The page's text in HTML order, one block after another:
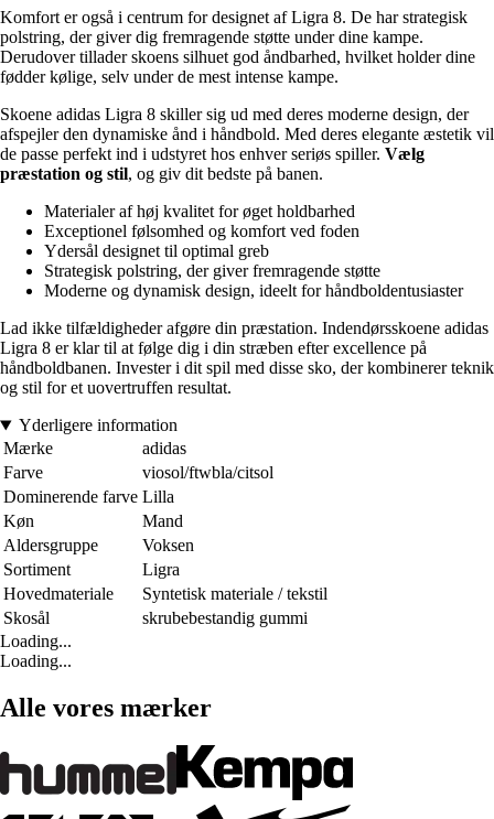
Komfort er også i centrum for designet af Ligra 8. De har strategisk
polstring, der giver dig fremragende støtte under dine kampe.
Derudover tillader skoens silhuet god åndbarhed, hvilket holder dine
fødder kølige, selv under de mest intense kampe.
Skoene adidas Ligra 8 skiller sig ud med deres moderne design, der
afspejler den dynamiske ånd i håndbold. Med deres elegante æstetik vil
de passe perfekt ind i udstyret hos enhver seriøs spiller. Vælg
præstation og stil, og giv dit bedste på banen.
Materialer af høj kvalitet for øget holdbarhed
Exceptionel følsomhed og komfort ved foden
Ydersål designet til optimal greb
Strategisk polstring, der giver fremragende støtte
Moderne og dynamisk design, ideelt for håndboldentusiaster
Lad ikke tilfældigheder afgøre din præstation. Indendørsskoene adidas
Ligra 8 er klar til at følge dig i din stræben efter excellence på
håndboldbanen. Invester i dit spil med disse sko, der kombinerer teknik
og stil for et uovertruffen resultat.
Yderligere information
Mærke
adidas
Farve
viosol/ftwbla/citsol
Dominerende farve Lilla
Køn
Mand
Aldersgruppe
Voksen
Sortiment
Ligra
Hovedmateriale
Syntetisk materiale / tekstil
Skosål
skrubebestandig gummi
Loading...
Loading...
Alle vores mærker